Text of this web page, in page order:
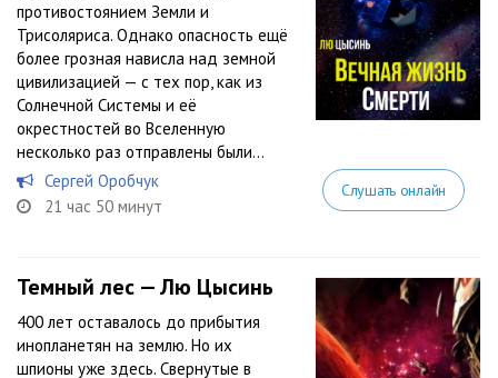
противостоянием Земли и
Трисоляриса. Однако опасность ещё
более грозная нависла над земной
цивилизацией — с тех пор, как из
Солнечной Системы и её
окрестностей во Вселенную
несколько раз отправлены были...
Сергей Оробчук
21 час 50 минут
Слушать онлайн
Темный лес — Лю Цысинь
400 лет оставалось до прибытия
инопланетян на землю. Но их
шпионы уже здесь. Свернутые в